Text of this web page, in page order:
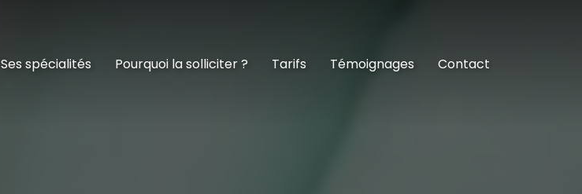
Ses spécialités Pourquoi la solliciter ? Tarifs Témoignages Contact